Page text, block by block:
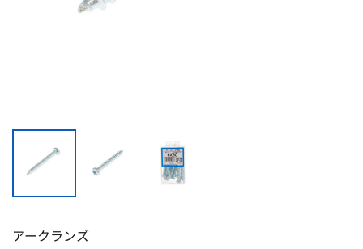
アークランズ